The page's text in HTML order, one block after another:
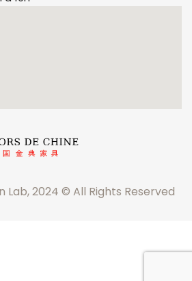
Lab, 2024 © All Rights Reserved